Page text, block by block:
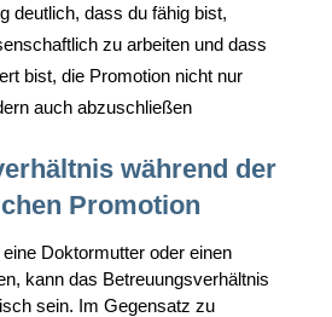
deutlich, dass du fähig bist,
zu arbeiten und dass
bist, die Promotion nicht nur
auch abzuschließen
während der
Promotion
Doktormutter oder einen
kann das Betreuungsverhältnis
sein. Im Gegensatz zu